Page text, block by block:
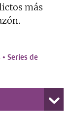
más
Series de